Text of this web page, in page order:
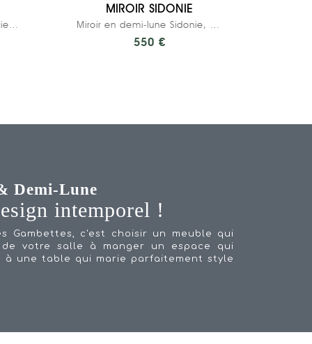
Chaise d’écolier Adulte Suzie Stratifié Dossier...
MIROIR SIDONIE
Miroir en demi-lune Sidonie, Stratifié Rose...
550 €
Demi-Lune
intemporel !
Gambettes, c'est choisir un meuble qui
votre salle à manger un espace qui
à une table qui marie parfaitement style